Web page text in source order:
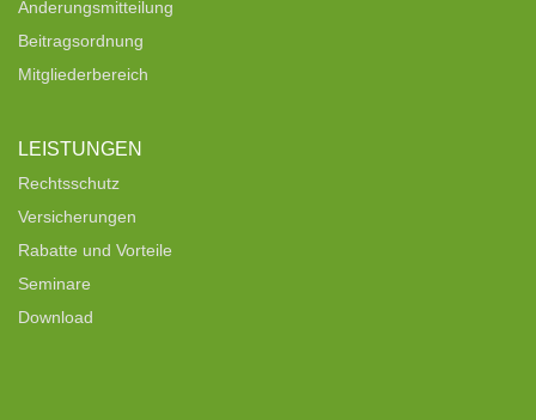
Änderungsmitteilung
Beitragsordnung
Mitgliederbereich
LEISTUNGEN
Rechtsschutz
Versicherungen
Rabatte und Vorteile
Seminare
Download